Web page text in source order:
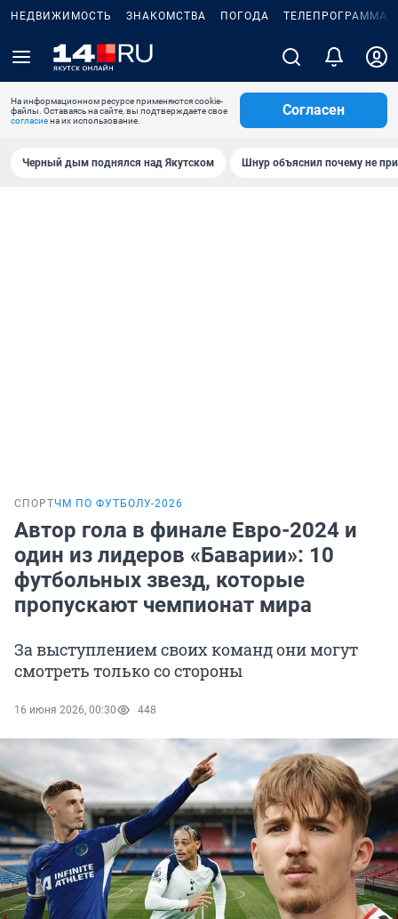
НЕДВИЖИМОСТЬ ЗНАКОМСТВА ПОГОДА ТЕЛЕПРОГРАММА
На информационном ресурсе применяются cookie-
файлы. Оставаясь на сайте, вы подтверждаете свое
согласиена их использование.
Согласен
Черный дым поднялся над Якутском Шнур объяснил почему не
СПОРТЧМ ПО ФУТБОЛУ-2026
Автор гола в финале Евро-2024 и
один из лидеров «Баварии»: 10
футбольных звезд, которые
пропускают чемпионат мира
За выступлением своих команд они могут
смотреть только со стороны
16 июня 2026, 00:30 448